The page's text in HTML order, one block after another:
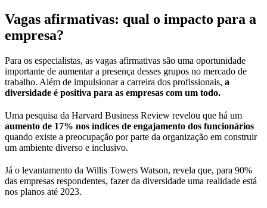
Vagas afirmativas: qual o impacto para a
empresa?
Para os especialistas, as vagas afirmativas são uma oportunidade
importante de aumentar a presença desses grupos no mercado de
trabalho. Além de impulsionar a carreira dos profissionais, a
diversidade é positiva para as empresas com um todo.
Uma pesquisa da Harvard Business Review revelou que há um
aumento de 17% nos índices de engajamento dos funcionários
quando existe a preocupação por parte da organização em construir
um ambiente diverso e inclusivo.
Já o levantamento da Willis Towers Watson, revela que, para 90%
das empresas respondentes, fazer da diversidade uma realidade está
nos planos até 2023.